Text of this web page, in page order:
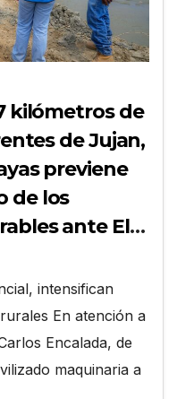
kilómetros de
de Jujan,
previene
de los
ante El
intensifican
En atención a
Encalada, de
maquinaria a